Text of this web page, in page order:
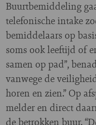
Buurtbemiddeling
telefonische intake
bemiddelaars op
soms ook leeftijd of
samen op pad”,
vanwege de
horen en zien.” Op
melder en direct
de betrokken buur.